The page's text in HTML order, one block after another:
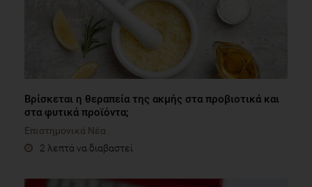
Βρίσκεται η θεραπεία της ακμής στα προβιοτικά και
στα φυτικά προϊόντα;
Επιστημονικά Νέα
2 λεπτά να διαβαστεί